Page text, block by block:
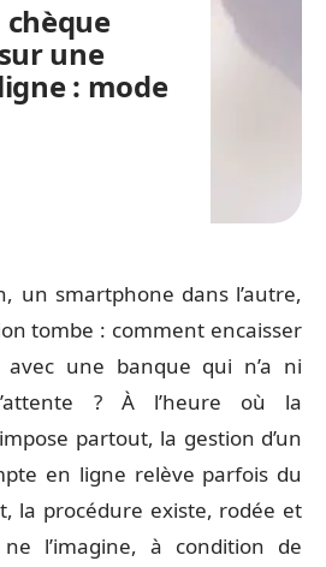
chèque
une
: mode
un smartphone dans l’autre,
tombe : comment encaisser
une banque qui n’a ni
? À l’heure où la
partout, la gestion d’un
en ligne relève parfois du
la procédure existe, rodée et
l’imagine, à condition de